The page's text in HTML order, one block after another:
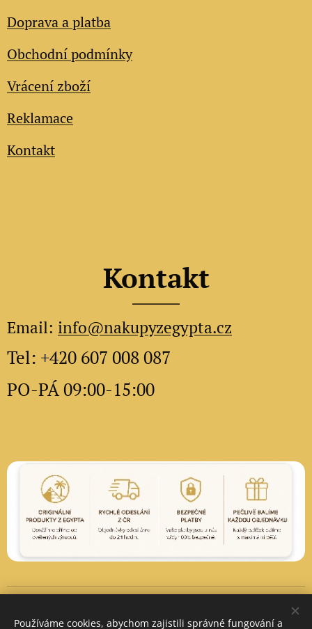
Doprava a platba
Obchodní podmínky
Vrácení zboží
Reklamace
Kontakt
Kontakt
Email: info@nakupyzegypta.cz
Tel: +420 607 008 087
PO-PÁ 09:00-15:00
Používáme cookies, abychom zajistili správné fungování a